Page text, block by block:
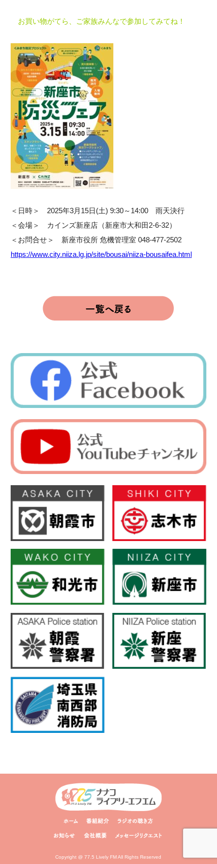
お買い物がてら、ご家族みんなで参加してみてね！
＜日時＞ 2025年3月15日(土) 9:30～14:00 雨天決行
＜会場＞ カインズ新座店（新座市大和田2-6-32）
＜お問合せ＞ 新座市役所 危機管理室 048-477-2502
https://www.city.niiza.lg.jp/site/bousai/niiza-bousaifea.html
Copyright @ 77.5 Lively FM All Rights Reserved